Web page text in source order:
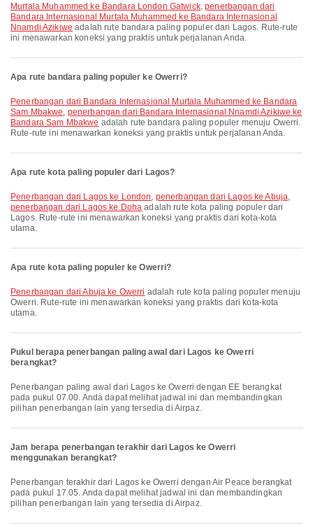
Murtala Muhammed ke Bandara London Gatwick,penerbangan dari
Bandara Internasional Murtala Muhammed ke Bandara Internasional
Nnamdi Azikiwe adalah rute bandara paling populer dari Lagos. Rute-rute
ini menawarkan koneksi yang praktis untuk perjalanan Anda.
Apa rute bandara paling populer ke Owerri?
penerbangan dari Bandara Internasional Murtala Muhammed ke Bandara
Sam Mbakwe, penerbangan dari Bandara Internasional Nnamdi Azikiwe ke
Bandara Sam Mbakwe adalah rute bandara paling populer menuju Owerri.
Rute-rute ini menawarkan koneksi yang praktis untuk perjalanan Anda.
Apa rute kota paling populer dari Lagos?
penerbangan dari Lagos ke London, penerbangan dari Lagos ke Abuja,
penerbangan dari Lagos ke Doha adalah rute kota paling populer dari
Lagos. Rute-rute ini menawarkan koneksi yang praktis dari kota-kota
utama.
Apa rute kota paling populer ke Owerri?
penerbangan dari Abuja ke Owerri adalah rute kota paling populer menuju
Owerri. Rute-rute ini menawarkan koneksi yang praktis dari kota-kota
utama.
Pukul berapa penerbangan paling awal dari Lagos ke Owerri
berangkat?
Penerbangan paling awal dari Lagos ke Owerri dengan EE berangkat
pada pukul 07.00. Anda dapat melihat jadwal ini dan membandingkan
pilihan penerbangan lain yang tersedia di Airpaz.
Jam berapa penerbangan terakhir dari Lagos ke Owerri
menggunakan berangkat?
Penerbangan terakhir dari Lagos ke Owerri dengan Air Peace berangkat
pada pukul 17.05. Anda dapat melihat jadwal ini dan membandingkan
pilihan penerbangan lain yang tersedia di Airpaz.